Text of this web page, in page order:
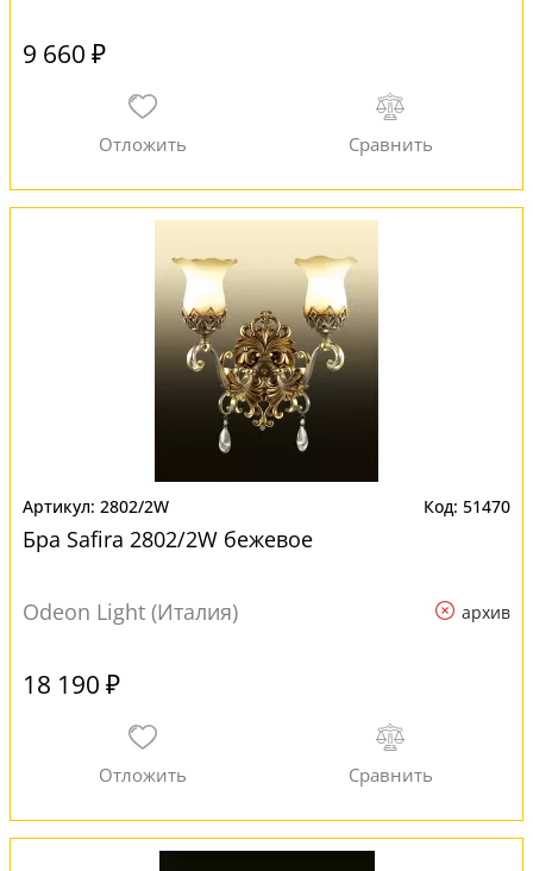
9 660 ₽
2802/2W 51470
Бра Safira 2802/2W бежевое
Odeon Light (Италия) архив
18 190 ₽